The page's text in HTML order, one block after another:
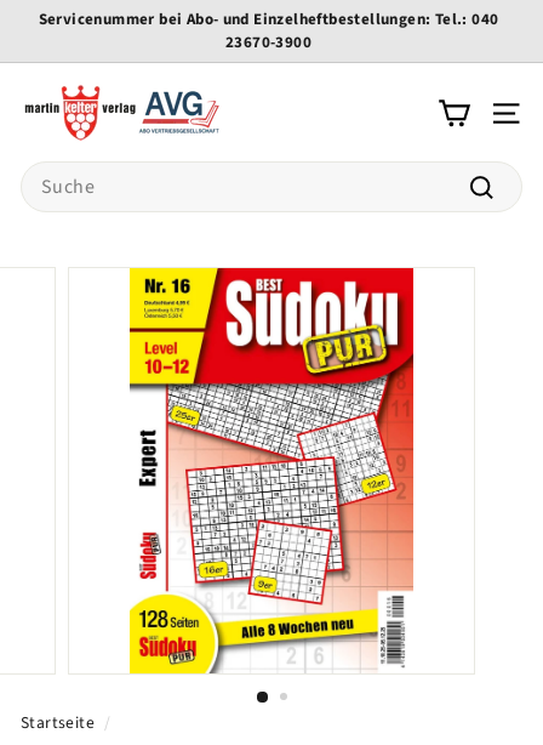
Direkt
Inhalt
Pause
Servicenummer bei Abo- und Einzelheftbestellungen: Tel.: 040
23670-3900
e
t
e
-
Search
Suche
Startseite /